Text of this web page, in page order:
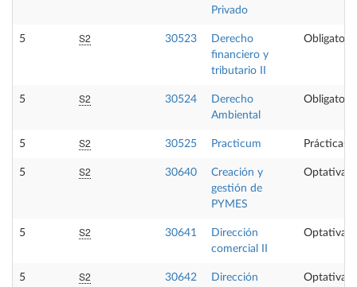
Privado
5 S2 30523
Derecho
financiero y
tributario II
Obligatoria
5 S2 30524
Derecho
Ambiental
Obligatoria
5 S2 30525 Practicum Prácticas
5 S2 30640
Creación y
gestión de
PYMES
Optativa
5 S2 30641
Dirección
comercial II
Optativa
5 S2 30642
Dirección
Optativa